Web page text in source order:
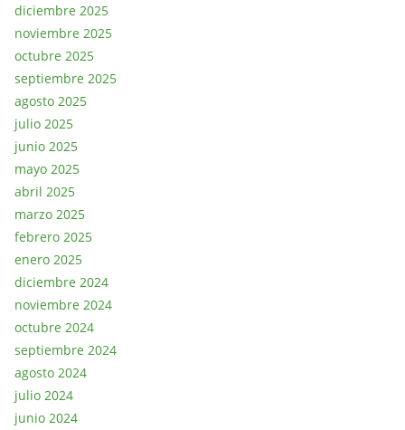
diciembre 2025
noviembre 2025
octubre 2025
septiembre 2025
agosto 2025
julio 2025
junio 2025
mayo 2025
abril 2025
marzo 2025
febrero 2025
enero 2025
diciembre 2024
noviembre 2024
octubre 2024
septiembre 2024
agosto 2024
julio 2024
junio 2024